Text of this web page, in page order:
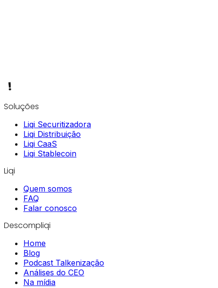
Soluções
Liqi Securitizadora
Liqi Distribuição
Liqi CaaS
Liqi Stablecoin
Liqi
Quem somos
FAQ
Falar conosco
Descompliqi
Home
Blog
Podcast Talkenização
Análises do CEO
Na mídia